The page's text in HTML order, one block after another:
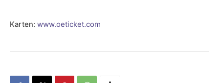
Karten: www.oeticket.com